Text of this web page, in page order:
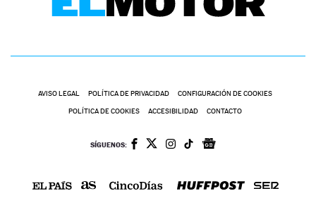
AVISO LEGAL POLÍTICA DE PRIVACIDAD CONFIGURACIÓN DE COOKIES
POLÍTICA DE COOKIES ACCESIBILIDAD CONTACTO
SÍGUENOS: